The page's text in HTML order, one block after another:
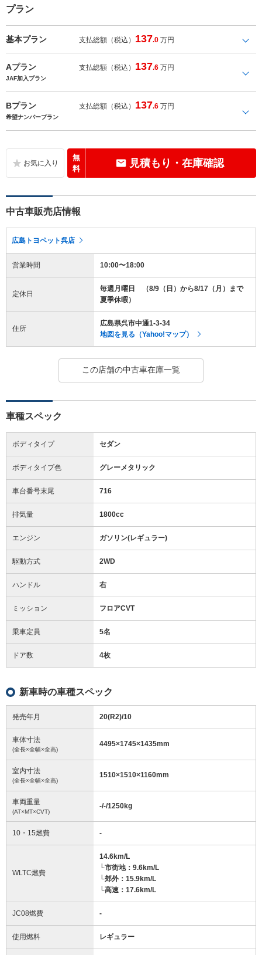
プラン
基本プラン 支払総額（税込） 137.0 万円
Aプラン 支払総額（税込） 137.6 万円
JAF加入プラン
Bプラン 支払総額（税込） 137.6 万円
希望ナンバープラン
無
料
見積もり・在庫確認
中古車販売店情報
広島トヨペット呉店
営業時間 10:00〜18:00
定休日
毎週月曜日 （8/9（日）から8/17（月）まで
夏季休暇）
住所
広島県呉市中通1-3-34
地図を見る（Yahoo!マップ）
この店舗の中古車在庫一覧
車種スペック
ボディタイプ セダン
ボディタイプ色 グレーメタリック
車台番号末尾 716
排気量 1800cc
エンジン ガソリン(レギュラー)
駆動方式 2WD
ハンドル 右
ミッション フロアCVT
乗車定員 5名
ドア数 4枚
新車時の車種スペック
発売年月 20(R2)/10
車体寸法
(全長×全幅×全高)
4495×1745×1435mm
室内寸法
(全長×全幅×全高)
1510×1510×1160mm
車両重量
(AT×MT×CVT)
-/-/1250kg
10・15燃費 -
WLTC燃費
14.6km/L
└市街地：9.6km/L
└郊外：15.9km/L
└高速：17.6km/L
JC08燃費 -
使用燃料 レギュラー